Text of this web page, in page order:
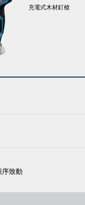
充電式木材釘槍
致動